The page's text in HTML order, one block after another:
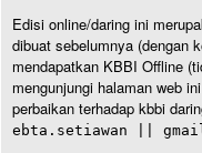
Edisi online/daring ini
dibuat sebelumnya (dengan
mendapatkan KBBI Offline
mengunjungi halaman web ini
perbaikan terhadap kbbi
ebta.setiawan ||